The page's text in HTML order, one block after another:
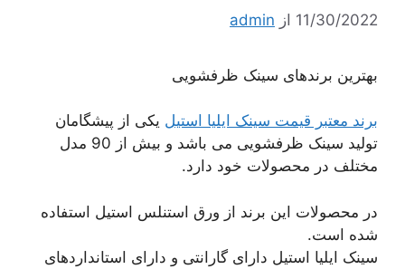
11/30/2022 از admin
بهترین برندهای سینک ظرفشویی
برند معتبر قیمت سینک ایلیا استیل یکی از پیشگامان
تولید سینک ظرفشویی می باشد و بیش از 90 مدل
مختلف در محصولات خود دارد.
در محصولات این برند از ورق استنلس استیل استفاده
شده است.
سینک ایلیا استیل دارای گارانتی و دارای استانداردهای